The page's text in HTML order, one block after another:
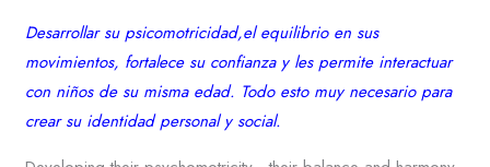
Desarrollar su psicomotricidad,el equilibrio en sus
movimientos, fortalece su confianza y les permite interactuar
con niños de su misma edad. Todo esto muy necesario para
crear su identidad personal y social.